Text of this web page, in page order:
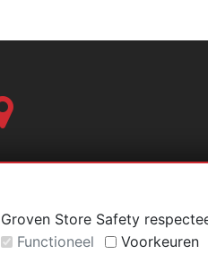
Groven Store Safety
Functioneel
Voorkeuren